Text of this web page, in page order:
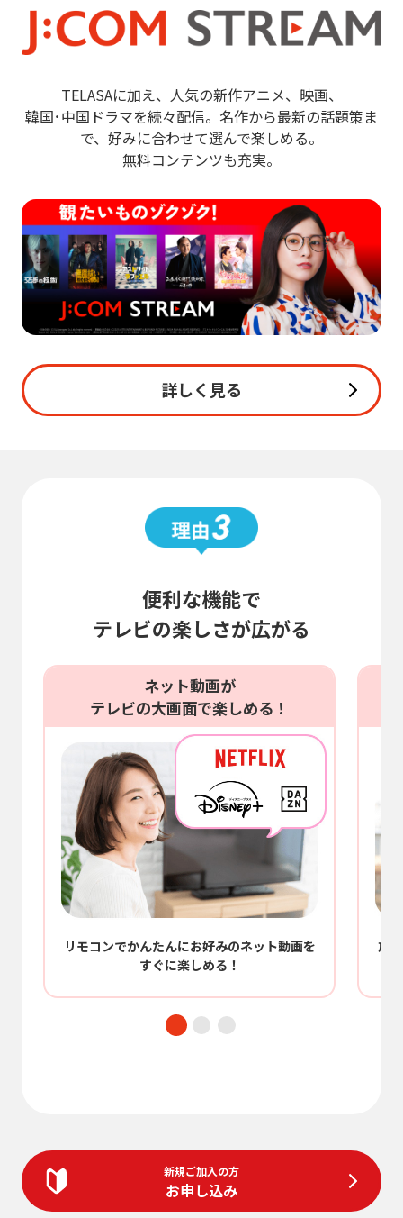
TELASAに加え、人気の新作アニメ、映画、
韓国･中国ドラマを続々配信。名作から最新の話題策ま
で、好みに合わせて選んで楽しめる。
無料コンテンツも充実。
詳しく見る
便利な機能で
テレビの楽しさが広がる
ネット動画が
テレビの大画面で楽しめる！
リモコンでかんたんにお好みのネット動画を
すぐに楽しめる！
放
新規ご加入の方
お申し込み